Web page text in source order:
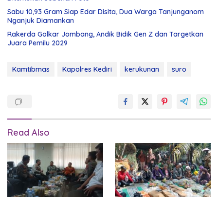
Sabu 10,93 Gram Siap Edar Disita, Dua Warga Tanjunganom
Nganjuk Diamankan
Rakerda Golkar Jombang, Andik Bidik Gen Z dan Targetkan
Juara Pemilu 2029
Kamtibmas Kapolres Kediri kerukunan suro
Read Also